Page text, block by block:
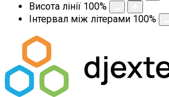
Висота лінії 100%
Інтервал між літерами 100%